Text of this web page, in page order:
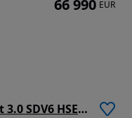
Land Rover Range Rover Sport 3.0 SDV6 HSE Dynamic
66 990 EUR